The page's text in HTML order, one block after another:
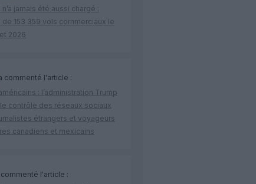
jamais été aussi chargé :
de 153 359 vols commerciaux le
2026
commenté l'article :
: l’administration Trump
contrôle des réseaux sociaux
étrangers et voyageurs
canadiens et mexicains
l'article :